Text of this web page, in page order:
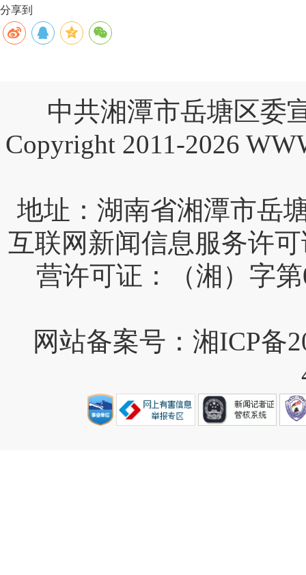
分享到
中共湘潭市岳塘区委
Copyright 2011-2026
互联网新闻信息服务许
营许可证：（湘）字第
网站备案号：湘ICP备